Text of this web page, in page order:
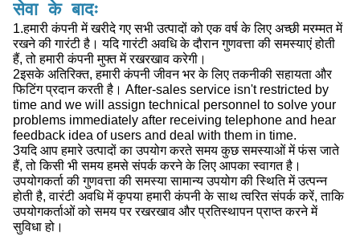
सेवा के बादः
1.हमारी कंपनी में खरीदे गए सभी उत्पादों को एक वर्ष के लिए अच्छी मरम्मत में
रखने की गारंटी है। यदि गारंटी अवधि के दौरान गुणवत्ता की समस्याएं होती
हैं, तो हमारी कंपनी मुफ्त में रखरखाव करेगी।
2इसके अतिरिक्त, हमारी कंपनी जीवन भर के लिए तकनीकी सहायता और
फिटिंग प्रदान करती है। After-sales service isn't restricted by
time and we will assign technical personnel to solve your
problems immediately after receiving telephone and hear
feedback idea of users and deal with them in time.
3यदि आप हमारे उत्पादों का उपयोग करते समय कुछ समस्याओं में फंस जाते
हैं, तो किसी भी समय हमसे संपर्क करने के लिए आपका स्वागत है।
उपयोगकर्ता की गुणवत्ता की समस्या सामान्य उपयोग की स्थिति में उत्पन्न
होती है, वारंटी अवधि में कृपया हमारी कंपनी के साथ त्वरित संपर्क करें, ताकि
उपयोगकर्ताओं को समय पर रखरखाव और प्रतिस्थापन प्राप्त करने में
सुविधा हो।